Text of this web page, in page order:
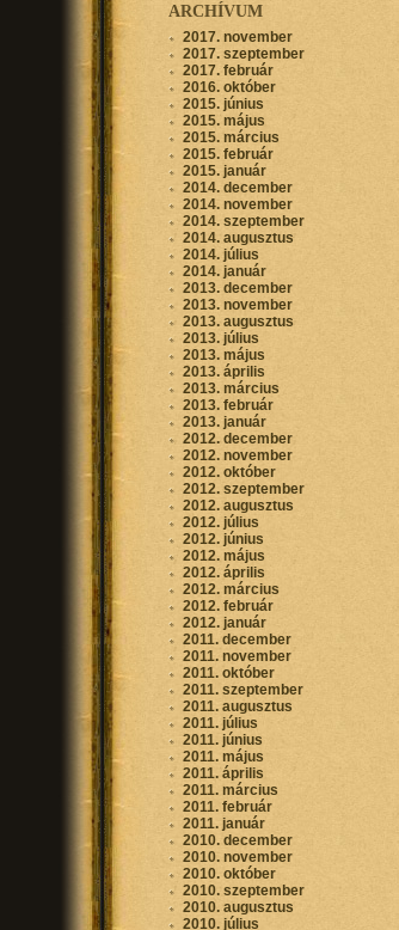
ARCHÍVUM
2017. november
2017. szeptember
2017. február
2016. október
2015. június
2015. május
2015. március
2015. február
2015. január
2014. december
2014. november
2014. szeptember
2014. augusztus
2014. július
2014. január
2013. december
2013. november
2013. augusztus
2013. július
2013. május
2013. április
2013. március
2013. február
2013. január
2012. december
2012. november
2012. október
2012. szeptember
2012. augusztus
2012. július
2012. június
2012. május
2012. április
2012. március
2012. február
2012. január
2011. december
2011. november
2011. október
2011. szeptember
2011. augusztus
2011. július
2011. június
2011. május
2011. április
2011. március
2011. február
2011. január
2010. december
2010. november
2010. október
2010. szeptember
2010. augusztus
2010. július